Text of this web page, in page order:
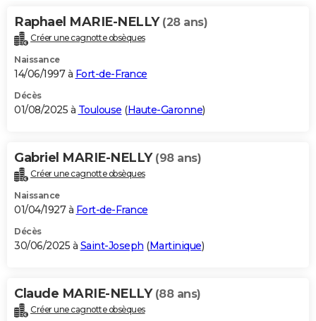
Alimentation
Guide de la santé
Maladies
Médicaments
Sommeil
VOYAGE
Destinations
City break
Voyage nature
Voyage de noces
Forum
Climat
+PHOTO
GUIDES D'ACHAT
BONS PLANS
Carte de Noël
Carte Bonne année
Carte Saint-Valentin
Carte Pâques
Carte d'anniversaire
DICTIONNAIRE
Dictionnaire
Biographies
Citations
Expressions
Proverbes
PROGRAMME TV
S'inscrire
Se connecter
Lycées
Collèges
Primaires
Universités
Entreprises
Service militaire
Avis de recherche
AVIS DE DÉCÈS
Bricolage
Lifestyle
Culture
Sport
Auto
Television
Voyage
Cinema
Raphael MARIE-NELLY (28 ans)
Créer une cagnotte obsèques
Naissance
14/06/1997 à Fort-de-France
Décès
01/08/2025 à Toulouse (Haute-Garonne)
Gabriel MARIE-NELLY (98 ans)
Créer une cagnotte obsèques
Naissance
01/04/1927 à Fort-de-France
Décès
30/06/2025 à Saint-Joseph (Martinique)
Claude MARIE-NELLY (88 ans)
Créer une cagnotte obsèques